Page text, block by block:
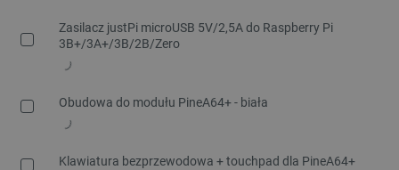
Zasilacz justPi microUSB 5V/2,5A do Raspberry Pi
3B+/3A+/3B/2B/Zero
Obudowa do modułu PineA64+ - biała
Klawiatura bezprzewodowa + touchpad dla PineA64+